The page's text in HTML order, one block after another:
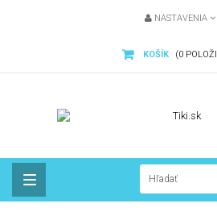
NASTAVENIA
KOŠÍK (0